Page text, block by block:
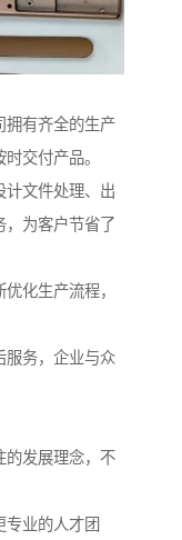
拥有齐全的生产
交付产品。
计文件处理、出
，为客户节省了
化生产流程，
服务，企业与众
的发展理念，不
专业的人才团